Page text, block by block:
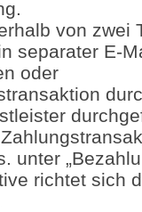
von zwei
separater E-
oder
unter
richtet sich